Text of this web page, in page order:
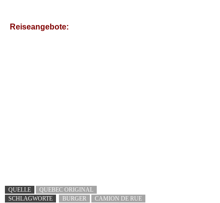
Reiseangebote:
QUELLE
QUEBEC ORIGINAL
SCHLAGWORTE
BURGER
CAMION DE RUE